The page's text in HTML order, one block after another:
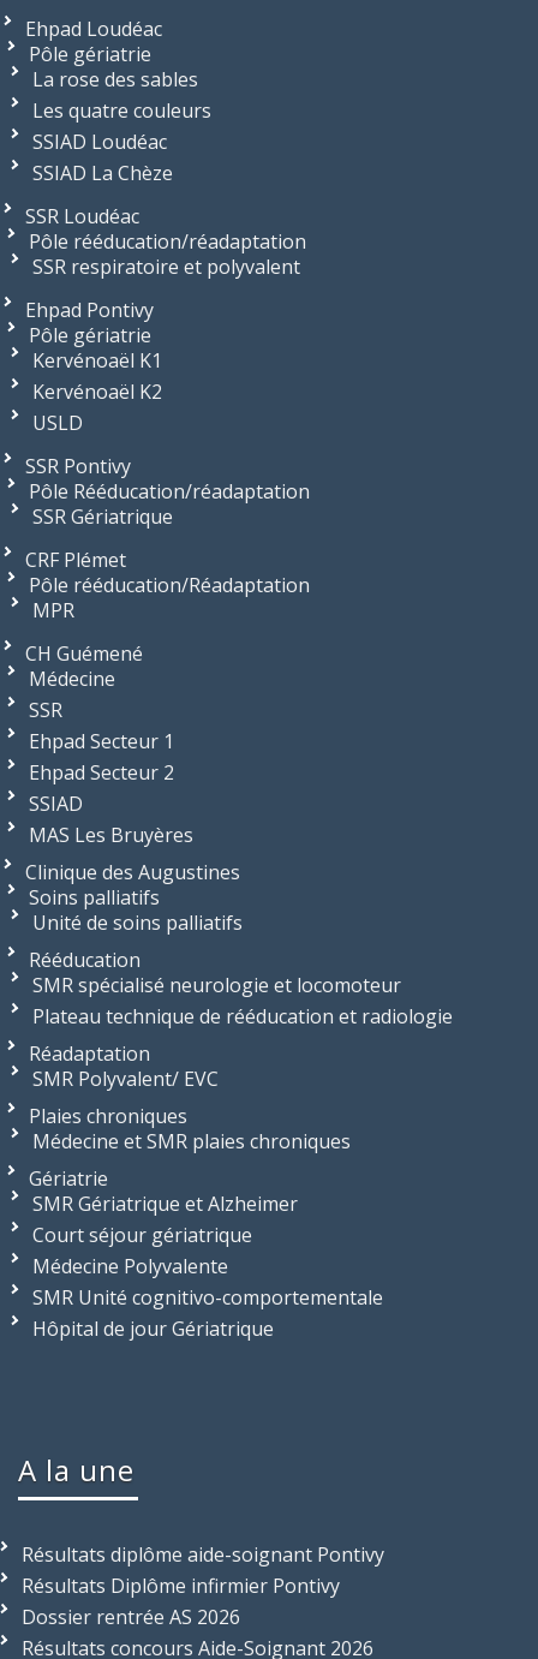
Ehpad Loudéac
Pôle gériatrie
La rose des sables
Les quatre couleurs
SSIAD Loudéac
SSIAD La Chèze
SSR Loudéac
Pôle rééducation/réadaptation
SSR respiratoire et polyvalent
Ehpad Pontivy
Pôle gériatrie
Kervénoaël K1
Kervénoaël K2
USLD
SSR Pontivy
Pôle Rééducation/réadaptation
SSR Gériatrique
CRF Plémet
Pôle rééducation/Réadaptation
MPR
CH Guémené
Médecine
SSR
Ehpad Secteur 1
Ehpad Secteur 2
SSIAD
MAS Les Bruyères
Clinique des Augustines
Soins palliatifs
Unité de soins palliatifs
Rééducation
SMR spécialisé neurologie et locomoteur
Plateau technique de rééducation et radiologie
Réadaptation
SMR Polyvalent/ EVC
Plaies chroniques
Médecine et SMR plaies chroniques
Gériatrie
SMR Gériatrique et Alzheimer
Court séjour gériatrique
Médecine Polyvalente
SMR Unité cognitivo-comportementale
Hôpital de jour Gériatrique
A la une
Résultats diplôme aide-soignant Pontivy
Résultats Diplôme infirmier Pontivy
Dossier rentrée AS 2026
Résultats concours Aide-Soignant 2026